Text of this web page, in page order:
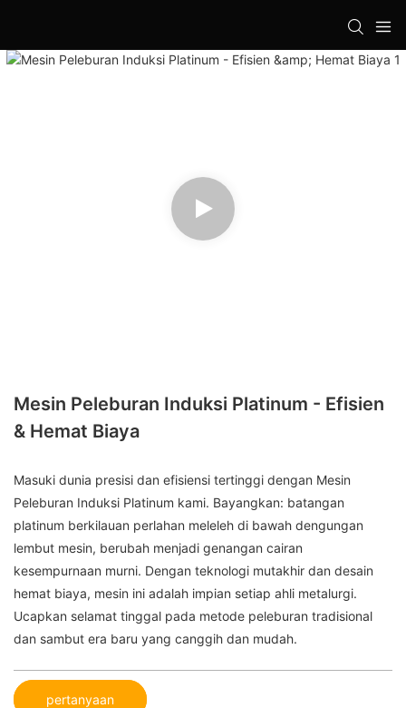
Mesin Peleburan Induksi Platinum - Efisien
& Hemat Biaya
Masuki dunia presisi dan efisiensi tertinggi dengan Mesin
Peleburan Induksi Platinum kami. Bayangkan: batangan
platinum berkilauan perlahan meleleh di bawah dengungan
lembut mesin, berubah menjadi genangan cairan
kesempurnaan murni. Dengan teknologi mutakhir dan desain
hemat biaya, mesin ini adalah impian setiap ahli metalurgi.
Ucapkan selamat tinggal pada metode peleburan tradisional
dan sambut era baru yang canggih dan mudah.
pertanyaan